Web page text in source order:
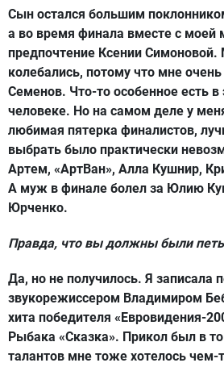
Сын остался большим
а во время финала вместе с моей
предпочтение Ксении
колебались, потому что мне
Семенов. Что-то особенное есть
человеке. Но на самом деле у
любимая пятерка финалистов,
выбрать было практически
Артем, «АртВан», Алла Кушнир,
А муж в финале болел за Юлию
Юрченко.
Правда, что вы должны были петь
Да, но не получилось. Я записала
звукорежиссером Владимиром
хита победителя «Евровидения-
Рыбака «Сказка». Прикол был в
талантов мне тоже хотелось чем-